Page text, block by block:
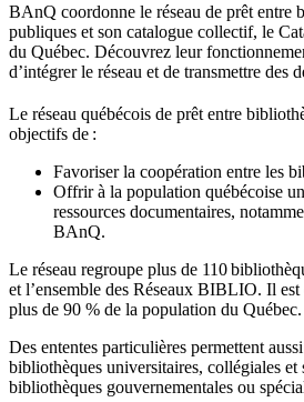
BAnQ coordonne le réseau de prêt entre
publiques et son catalogue collectif, le
du Québec. Découvrez leur
d’intégrer le réseau et de transmettre des
Le réseau québécois de prêt entre
objectifs de :
Favoriser la coopération entre les
Offrir à la population québécoise
ressources documentaires,
BAnQ.
Le réseau regroupe plus de 110bibliothè
et l’ensemble des Réseaux BIBLIO. Il est
plus de 90 % de la population du Québec.
Des ententes particulières permettent
bibliothèques universitaires, collégiales et
bibliothèques gouvernementales ou